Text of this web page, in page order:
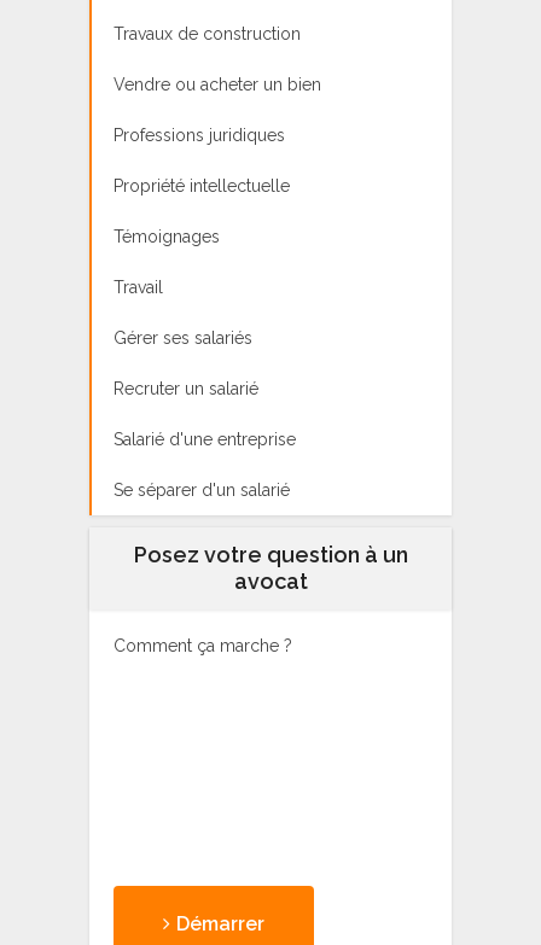
Travaux de construction
Vendre ou acheter un bien
Professions juridiques
Propriété intellectuelle
Témoignages
Travail
Gérer ses salariés
Recruter un salarié
Salarié d'une entreprise
Se séparer d'un salarié
Posez votre question à un
avocat
Comment ça marche ?
Démarrer